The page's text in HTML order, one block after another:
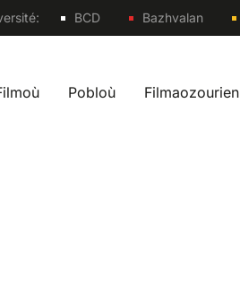
Sites
BCD Bazhvalan
navigation br
Pobloù Filmaozourien